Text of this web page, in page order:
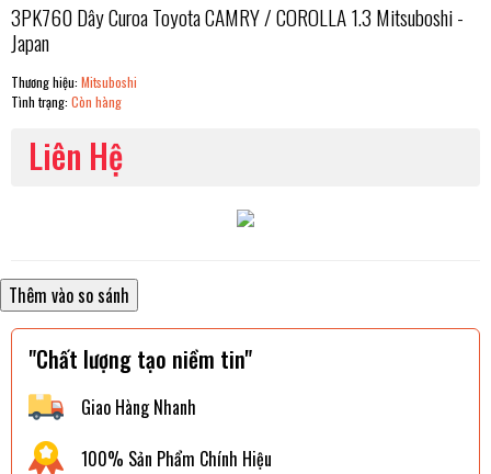
3PK760 Dây Curoa Toyota CAMRY / COROLLA 1.3 Mitsuboshi -
Japan
Thương hiệu: Mitsuboshi
Tình trạng: Còn hàng
Liên Hệ
"Chất lượng tạo niềm tin"
Giao Hàng Nhanh
100% Sản Phẩm Chính Hiệu